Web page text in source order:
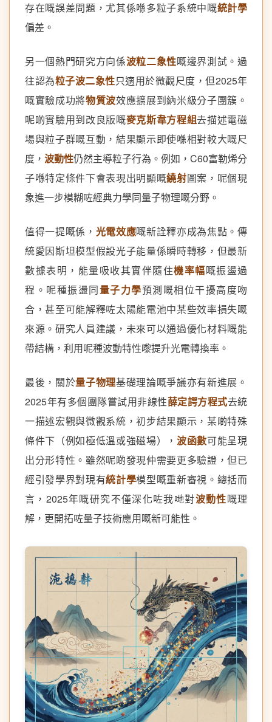
存在嘅誤差問題，尤其係喺多粒子系統中嘅統計學
偏差。
另一個熱門研究方向係波粒二象性嘅邊界測試。過
往認為粒子波二象性只適用於微觀尺度，但2025年
嘅實驗成功將物質波效應擴展到納米級分子團簇。
呢啲實驗用到改良版嘅麥克斯韋方程組去描述電磁
場與粒子群嘅互動，結果顯示即使喺相對較大嘅尺
度， 波動性仍然主導粒子行為。例如，C60富勒烯分
子喺特定條件下會表現出明顯嘅繞射圖案，呢個現
象進一步模糊咗經典力學同量子物理嘅分野。
值得一提嘅係， 光電效應嘅新詮釋亦成為焦點。傳
統愛因斯坦模型假設光子能量係瞬時轉移，但最新
數據表明，能量吸收其實伴隨住機率幅嘅振盪過
程。呢種振盪同量子力學預測嘅相位干擾高度吻
合，甚至可能解釋咗太陽能電池中某些效率損失嘅
來源。研究人員建議，未來可以通過優化材料嘅能
帶結構，利用呢種波動特性嚟提升光電轉換率。
最後，關於量子物理基礎理論嘅爭議亦有新進展。
2025年有多個團隊嘗試用非線性薛定諤方程式去統
一描述宏觀與微觀系統，初步結果顯示，某啲特殊
條件下（例如極低溫或強磁場）， 波函數可能呈現
出分形特性。雖然呢啲發現仲需要更多驗證，但已
經引發學界對現有統計學模型嘅重新審視。總括而
言，2025年嘅研究不僅深化咗我哋對波動性嘅理
解，更開拓咗量子技術應用嘅新可能性。